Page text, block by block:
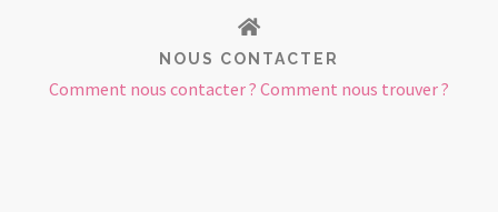
NOUS CONTACTER
Comment nous contacter ? Comment nous trouver ?